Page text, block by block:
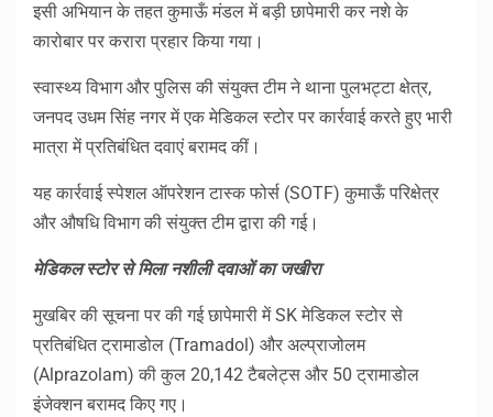
इसी अभियान के तहत कुमाऊँ मंडल में बड़ी छापेमारी कर नशे के
कारोबार पर करारा प्रहार किया गया।
स्वास्थ्य विभाग और पुलिस की संयुक्त टीम ने थाना पुलभट्टा क्षेत्र,
जनपद उधम सिंह नगर में एक मेडिकल स्टोर पर कार्रवाई करते हुए भारी
मात्रा में प्रतिबंधित दवाएं बरामद कीं।
यह कार्रवाई स्पेशल ऑपरेशन टास्क फोर्स (SOTF) कुमाऊँ परिक्षेत्र
और औषधि विभाग की संयुक्त टीम द्वारा की गई।
मेडिकल स्टोर से मिला नशीली दवाओं का जखीरा
मुखबिर की सूचना पर की गई छापेमारी में SK मेडिकल स्टोर से
प्रतिबंधित ट्रामाडोल (Tramadol) और अल्प्राजोलम
(Alprazolam) की कुल 20,142 टैबलेट्स और 50 ट्रामाडोल
इंजेक्शन बरामद किए गए।